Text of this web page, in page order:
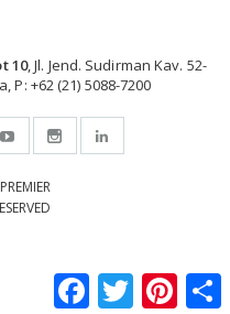
FacebookTwitter
10, Jl. Jend. Sudirman Kav. 52-
P: +62 (21) 5088-7200